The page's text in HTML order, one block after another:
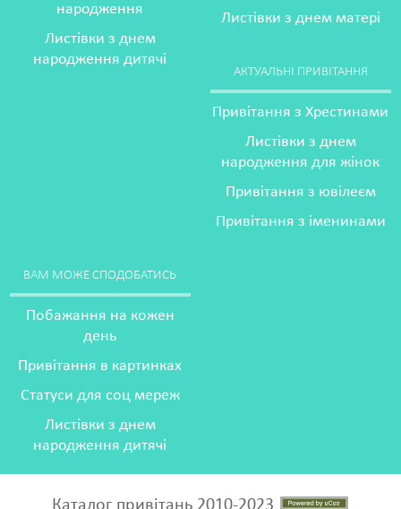
народження
Листівки з днем
народження дитячі
Листівки з днем матері
АКТУАЛЬНІ ПРИВІТАННЯ
Привітання з Хрестинами
Листівки з днем
народження для жінок
Привітання з ювілеєм
Привітання з іменинами
ВАМ МОЖЕ СПОДОБАТИСЬ
Побажання на кожен
день
Привітання в картинках
Статуси для соц мереж
Листівки з днем
народження дитячі
Каталог привітань 2010-2023